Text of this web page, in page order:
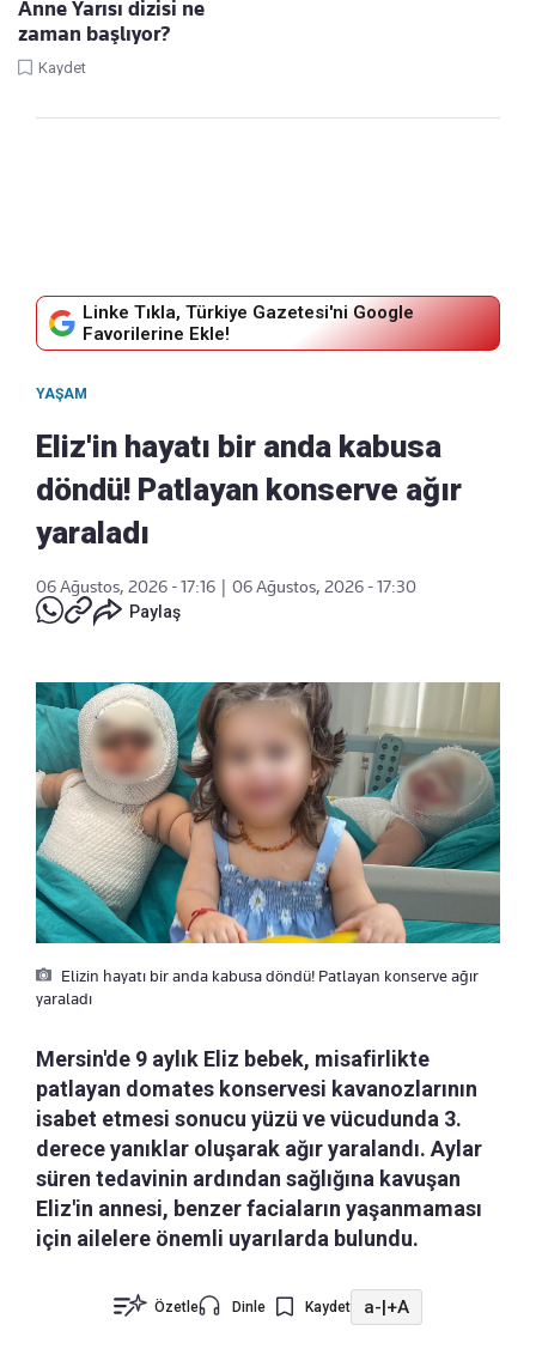
Anne Yarısı dizisi ne
zaman başlıyor?
Kaydet
Linke Tıkla, Türkiye Gazetesi'ni Google
Favorilerine Ekle!
YAŞAM
Eliz'in hayatı bir anda kabusa
döndü! Patlayan konserve ağır
yaraladı
06 Ağustos, 2026 - 17:16
06 Ağustos, 2026 - 17:30
Paylaş
Elizin hayatı bir anda kabusa döndü! Patlayan konserve ağır
yaraladı
Mersin'de 9 aylık Eliz bebek, misafirlikte
patlayan domates konservesi kavanozlarının
isabet etmesi sonucu yüzü ve vücudunda 3.
derece yanıklar oluşarak ağır yaralandı. Aylar
süren tedavinin ardından sağlığına kavuşan
Eliz'in annesi, benzer faciaların yaşanmaması
için ailelere önemli uyarılarda bulundu.
Özetle Dinle Kaydet a-|+A